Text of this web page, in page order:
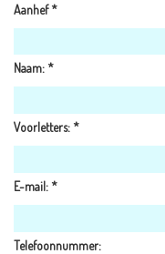
Aanhef*
Naam: *
Voorletters: *
E-mail: *
Telefoonnummer: